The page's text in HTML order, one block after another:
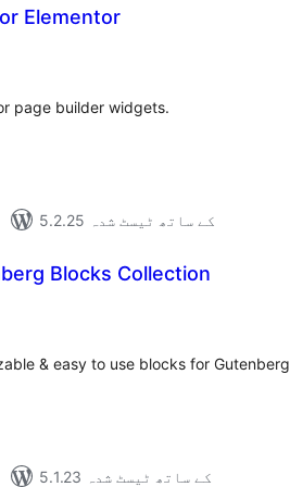
Elementor
page builder widgets.
5.2.25 کے ساتھ ٹیسٹ شدہ
Blocks Collection
& easy to use blocks for Gutenberg
5.1.23 کے ساتھ ٹیسٹ شدہ